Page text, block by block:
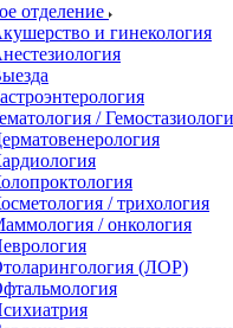
отделение
и гинекология
/
/ трихология
/ онкология
(ЛОР)